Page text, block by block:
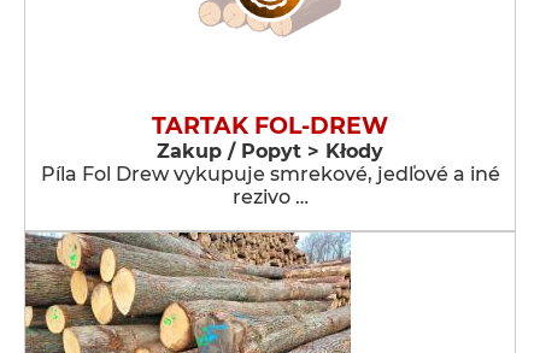
TARTAK FOL-DREW
Zakup / Popyt > Kłody
Píla Fol Drew vykupuje smrekové, jedľové a iné
rezivo …